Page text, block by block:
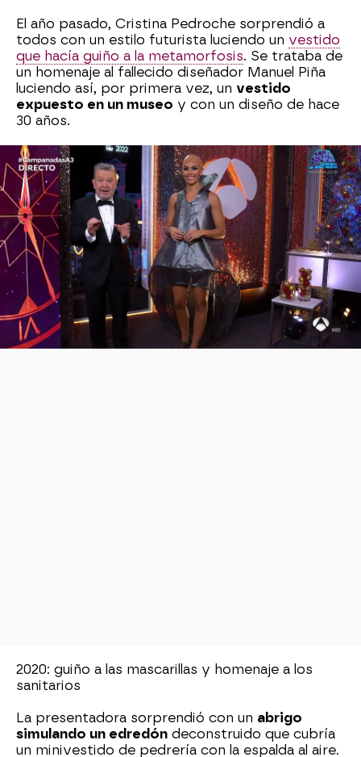
El año pasado, Cristina Pedroche sorprendió a
todos con un estilo futurista luciendo un vestido
que hacía guiño a la metamorfosis. Se trataba de
un homenaje al fallecido diseñador Manuel Piña
luciendo así, por primera vez, un vestido
expuesto en un museo y con un diseño de hace
30 años.
La sorpresa llegó cuando la presentadora se
quitó el casco y mostró su cabeza sin pelo
minutos antes de dar la bienvenida al 2022.
¡Recordamos este momento!
2020: guiño a las mascarillas y homenaje a los
sanitarios
La presentadora sorprendió con un abrigo
simulando un edredón deconstruido que cubría
un minivestido de pedrería con la espalda al aire.